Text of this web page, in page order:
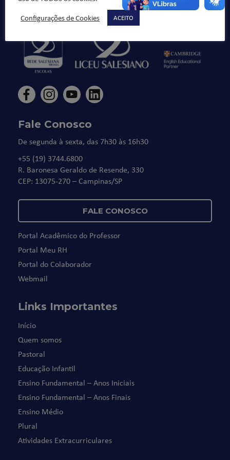
honestos cidadãos”.
Fale Conosco
De segunda à sexta, das 7h30 às 16h30
+55 (19) 3744.6800
R. Baronesa Geraldo de Resende, 330
CEP: 13075-270 – Campinas/SP
FALE CONOSCO
Portal Acadêmico do Professor
Portal Meu RH
Portal do Colaborador
Webmail
Links Importantes
Início
Quem somos
Pastoral
Educação Infantil
Ensino Fundamental – Anos Iniciais
Ensino Fundamental – Anos Finais
Ensino Médio
Plural
Atividades Extracurriculares
Configurações de Cookies
ACEITO